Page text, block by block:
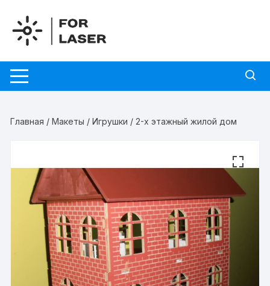
содержимому
Главная /Макеты /Игрушки / 2-х этажный жилой дом